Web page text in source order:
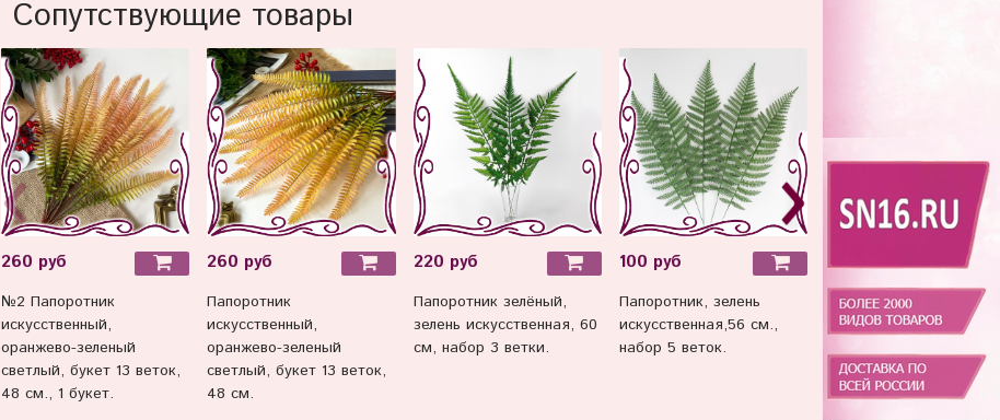
Сопутствующие товары
260 руб
№2 Папоротник
искусственный,
оранжево-зеленый
светлый, букет 13 веток,
48 см., 1 букет.
260 руб
Папоротник
искусственный,
оранжево-зеленый
светлый, букет 13 веток,
48 см.
220 руб
Папоротник зелёный,
зелень искусственная, 60
см, набор 3 ветки.
100 руб
Папоротник, зелень
искусственная,56 см.,
набор 5 веток.
100 руб
№2 Папоротник, зелень
искусственная,56 см.,